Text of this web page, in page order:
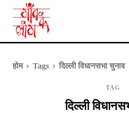
होम Tags दिल्ली विधानसभा चुनाव
TAG
दिल्ली